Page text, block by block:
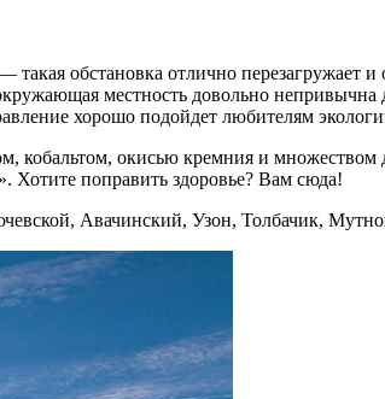
обстановка отлично перезагружает и
местность довольно непривычна
хорошо подойдет любителям
кобальтом, окисью кремния и
Хотите поправить здоровье? Вам сюда!
Авачинский, Узон, Толбачик,